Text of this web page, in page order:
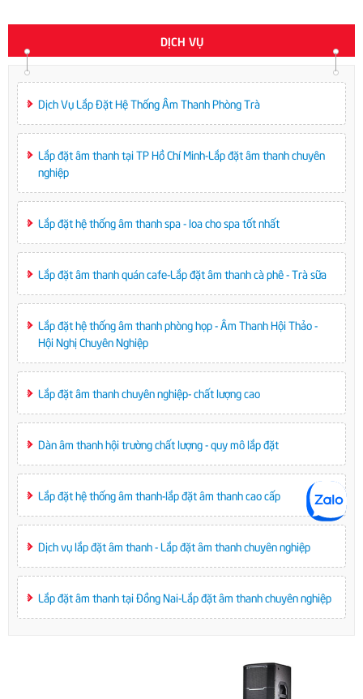
DỊCH VỤ
Dịch Vụ Lắp Đặt Hệ Thống Âm Thanh Phòng Trà
Lắp đặt âm thanh tại TP Hồ Chí Minh-Lắp đặt âm thanh chuyên
nghiệp
Lắp đặt hệ thống âm thanh spa - loa cho spa tốt nhất
Lắp đặt âm thanh quán cafe-Lắp đặt âm thanh cà phê - Trà sữa
Lắp đặt hệ thống âm thanh phòng họp - Âm Thanh Hội Thảo -
Hội Nghị Chuyên Nghiệp
Lắp đặt âm thanh chuyên nghiệp- chất lượng cao
Dàn âm thanh hội trường chất lượng - quy mô lắp đặt
Lắp đặt hệ thống âm thanh-lắp đặt âm thanh cao cấp
Dịch vụ lắp đặt âm thanh - Lắp đặt âm thanh chuyên nghiệp
Lắp đặt âm thanh tại Đồng Nai-Lắp đặt âm thanh chuyên nghiệp